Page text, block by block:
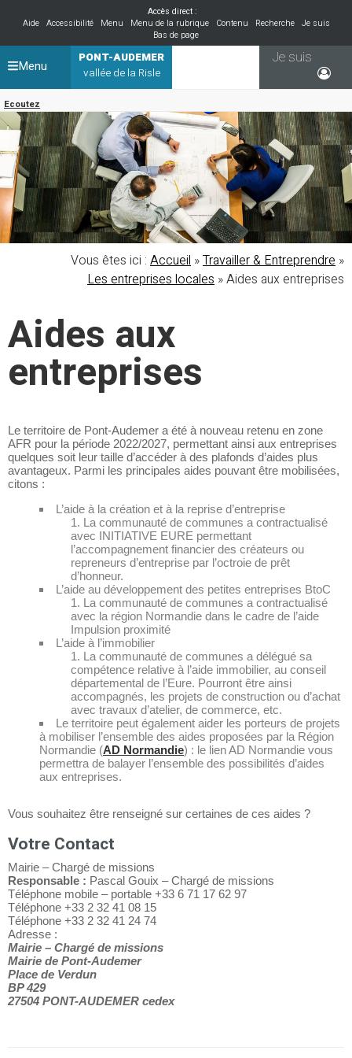
Accès direct :
Aide
Accessibilité Menu Menu de la rubrique Contenu Recherche
Je suis
Bas de page
PONT-AUDEMER
vallée de la Risle
Ecoutez
Je suis
Menu
Vous êtes ici : Accueil »Travailler & Entreprendre »
Les entreprises locales »Aides aux entreprises
Aides aux
entreprises
Le territoire de Pont-Audemer a été à nouveau retenu en zone
AFR pour la période 2022/2027, permettant ainsi aux entreprises
quelques soit leur taille d’accéder à des plafonds d’aides plus
avantageux. Parmi les principales aides pouvant être mobilisées,
citons :
L’aide à la création et à la reprise d’entreprise
La communauté de communes a contractualisé
avec INITIATIVE EURE permettant
l’accompagnement financier des créateurs ou
repreneurs d’entreprise par l’octroie de prêt
d’honneur.
L’aide au développement des petites entreprises BtoC
La communauté de communes a contractualisé
avec la région Normandie dans le cadre de l’aide
Impulsion proximité
L’aide à l’immobilier
La communauté de communes a délégué sa
compétence relative à l’aide immobilier, au conseil
départemental de l’Eure. Pourront être ainsi
accompagnés, les projets de construction ou d’achat
avec travaux d’atelier, de commerce, etc.
Le territoire peut également aider les porteurs de projets
à mobiliser l’ensemble des aides proposées par la Région
Normandie (AD Normandie) : le lien AD Normandie vous
permettra de balayer l’ensemble des possibilités d’aides
aux entreprises.
Vous souhaitez être renseigné sur certaines de ces aides ?
Votre Contact
Mairie – Chargé de missions
Responsable : Pascal Gouix – Chargé de missions
Téléphone mobile – portable +33 6 71 17 62 97
Téléphone +33 2 32 41 08 15
Téléphone +33 2 32 41 24 74
Adresse :
Mairie – Chargé de missions
Mairie de Pont-Audemer
Place de Verdun
BP 429
27504 PONT-AUDEMER cedex